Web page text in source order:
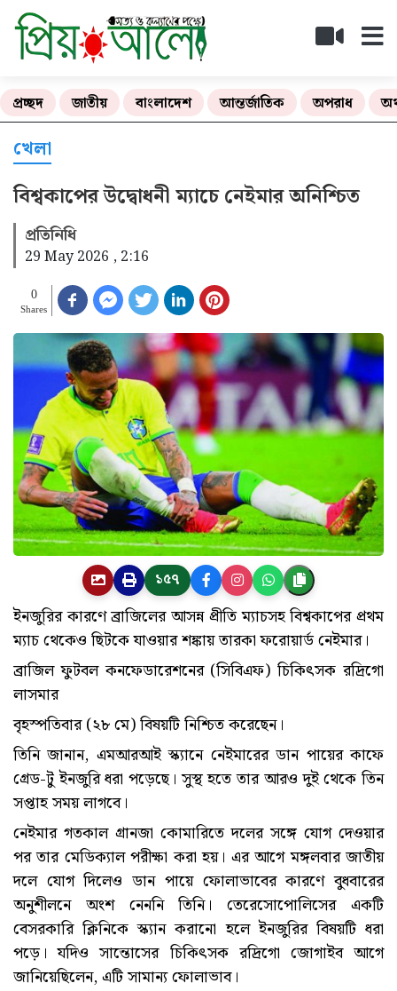
প্রচ্ছদ জাতীয় বাংলাদেশ আন্তর্জাতিক অপরাধ
খেলা
বিশ্বকাপের উদ্বোধনী ম্যাচে নেইমার অনিশ্চিত
প্রতিনিধি
29 May 2026 , 2:16
0
Shares
১৫৭
ইনজুরির কারণে ব্রাজিলের আসন্ন প্রীতি ম্যাচসহ বিশ্বকাপের প্রথম
ম্যাচ থেকেও ছিটকে যাওয়ার শঙ্কায় তারকা ফরোয়ার্ড নেইমার।
ব্রাজিল ফুটবল কনফেডারেশনের (সিবিএফ) চিকিৎসক রদ্রিগো
লাসমার
বৃহস্পতিবার (২৮ মে) বিষয়টি নিশ্চিত করেছেন।
তিনি জানান, এমআরআই স্ক্যানে নেইমারের ডান পায়ের কাফে
গ্রেড-টু ইনজুরি ধরা পড়েছে। সুস্থ হতে তার আরও দুই থেকে তিন
সপ্তাহ সময় লাগবে।
নেইমার গতকাল গ্রানজা কোমারিতে দলের সঙ্গে যোগ দেওয়ার
পর তার মেডিক্যাল পরীক্ষা করা হয়। এর আগে মঙ্গলবার জাতীয়
দলে যোগ দিলেও ডান পায়ে ফোলাভাবের কারণে বুধবারের
অনুশীলনে অংশ নেননি তিনি। তেরেসোপোলিসের একটি
বেসরকারি ক্লিনিকে স্ক্যান করানো হলে ইনজুরির বিষয়টি ধরা
পড়ে। যদিও সান্তোসের চিকিৎসক রদ্রিগো জোগাইব আগে
জানিয়েছিলেন, এটি সামান্য ফোলাভাব।